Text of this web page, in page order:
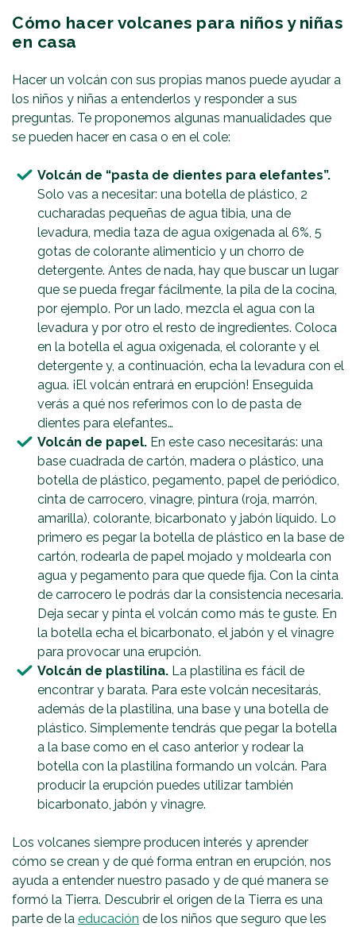
Cómo hacer volcanes para niños y niñas
en casa
Hacer un volcán con sus propias manos puede ayudar a
los niños y niñas a entenderlos y responder a sus
preguntas. Te proponemos algunas manualidades que
se pueden hacer en casa o en el cole:
Volcán de “pasta de dientes para elefantes”.
Solo vas a necesitar: una botella de plástico, 2
cucharadas pequeñas de agua tibia, una de
levadura, media taza de agua oxigenada al 6%, 5
gotas de colorante alimenticio y un chorro de
detergente. Antes de nada, hay que buscar un lugar
que se pueda fregar fácilmente, la pila de la cocina,
por ejemplo. Por un lado, mezcla el agua con la
levadura y por otro el resto de ingredientes. Coloca
en la botella el agua oxigenada, el colorante y el
detergente y, a continuación, echa la levadura con el
agua. ¡El volcán entrará en erupción! Enseguida
verás a qué nos referimos con lo de pasta de
dientes para elefantes…
Volcán de papel. En este caso necesitarás: una
base cuadrada de cartón, madera o plástico, una
botella de plástico, pegamento, papel de periódico,
cinta de carrocero, vinagre, pintura (roja, marrón,
amarilla), colorante, bicarbonato y jabón líquido. Lo
primero es pegar la botella de plástico en la base de
cartón, rodearla de papel mojado y moldearla con
agua y pegamento para que quede fija. Con la cinta
de carrocero le podrás dar la consistencia necesaria.
Deja secar y pinta el volcán como más te guste. En
la botella echa el bicarbonato, el jabón y el vinagre
para provocar una erupción.
Volcán de plastilina. La plastilina es fácil de
encontrar y barata. Para este volcán necesitarás,
además de la plastilina, una base y una botella de
plástico. Simplemente tendrás que pegar la botella
a la base como en el caso anterior y rodear la
botella con la plastilina formando un volcán. Para
producir la erupción puedes utilizar también
bicarbonato, jabón y vinagre.
Los volcanes siempre producen interés y aprender
cómo se crean y de qué forma entran en erupción, nos
ayuda a entender nuestro pasado y de qué manera se
formó la Tierra. Descubrir el origen de la Tierra es una
parte de la educación de los niños que seguro que les